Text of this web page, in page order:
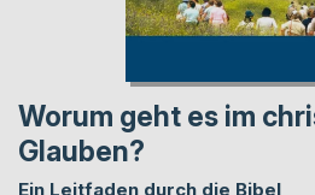
Worum geht es im
Glauben?
Ein Leitfaden durch die Bibel